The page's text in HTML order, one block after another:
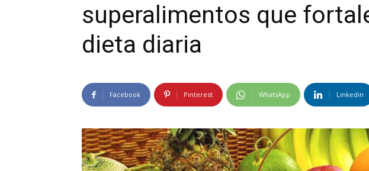
superalimentos que
dieta diaria
Facebook Pinterest WhatsApp Linkedin